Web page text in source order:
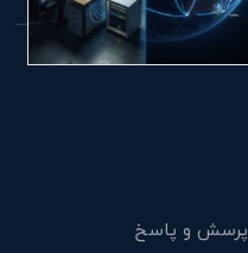
پرسش و پاسخ